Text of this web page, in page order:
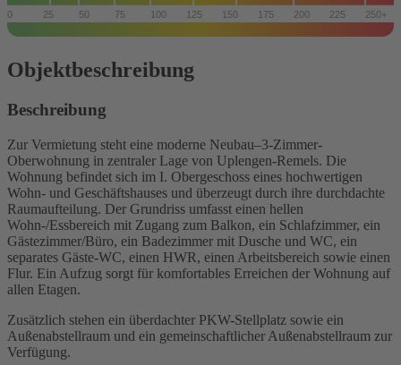
0 25 50 75 100 125 150 175 200 225 250+
Objekt­beschreibung
Beschreibung
Zur Vermietung steht eine moderne Neubau–3-Zimmer-
Oberwohnung in zentraler Lage von Uplengen-Remels. Die
Wohnung befindet sich im I. Obergeschoss eines hochwertigen
Wohn- und Geschäftshauses und überzeugt durch ihre durchdachte
Raumaufteilung. Der Grundriss umfasst einen hellen
Wohn-/Essbereich mit Zugang zum Balkon, ein Schlafzimmer, ein
Gästezimmer/Büro, ein Badezimmer mit Dusche und WC, ein
separates Gäste-WC, einen HWR, einen Arbeitsbereich sowie einen
Flur. Ein Aufzug sorgt für komfortables Erreichen der Wohnung auf
allen Etagen.
Zusätzlich stehen ein überdachter PKW-Stellplatz sowie ein
Außenabstellraum und ein gemeinschaftlicher Außenabstellraum zur
Verfügung.